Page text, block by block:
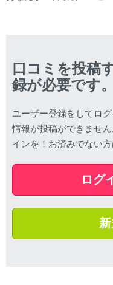
口コミを投稿
録が必要です。
ユーザー登録をしてロ
情報が投稿ができませ
インを！お済みでない
ログ